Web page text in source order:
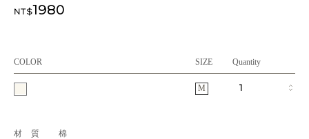
NT$1980
COLOR SIZE Quantity
M
材質棉